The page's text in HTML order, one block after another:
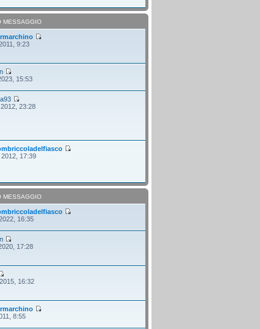
MESSAGGIO
9:23
15:53
23:28
2012, 17:39
MESSAGGIO
16:35
17:28
16:32
8:55